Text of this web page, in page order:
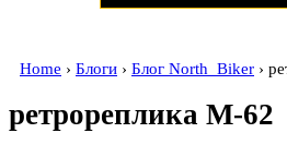
Home › Блоги › Блог North_Biker ›
ретрореплика М-62